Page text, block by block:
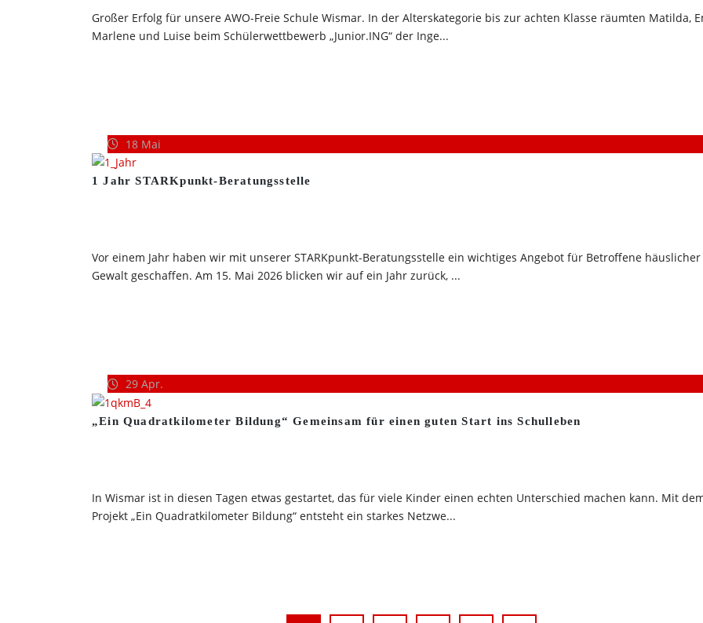
Großer Erfolg für unsere AWO-Freie Schule Wismar. In der Alterskategorie bis zur achten Klasse räumten Matilda,
Marlene und Luise beim Schülerwettbewerb „Junior.ING“ der Inge...
18 Mai
1 Jahr STARKpunkt-Beratungsstelle
Vor einem Jahr haben wir mit unserer STARKpunkt-Beratungsstelle ein wichtiges Angebot für Betroffene häuslicher
Gewalt geschaffen. Am 15. Mai 2026 blicken wir auf ein Jahr zurück, ...
29 Apr.
„Ein Quadratkilometer Bildung“ Gemeinsam für einen guten Start ins Schulleben
In Wismar ist in diesen Tagen etwas gestartet, das für viele Kinder einen echten Unterschied machen kann. Mit
Projekt „Ein Quadratkilometer Bildung“ entsteht ein starkes Netzwe...